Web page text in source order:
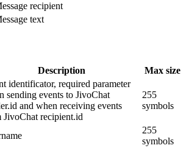
recipient
text
Description Max size
identificator, required parameter
sending events to JivoChat
and when receiving events
JivoChat recipient.id
255
symbols
255
symbols